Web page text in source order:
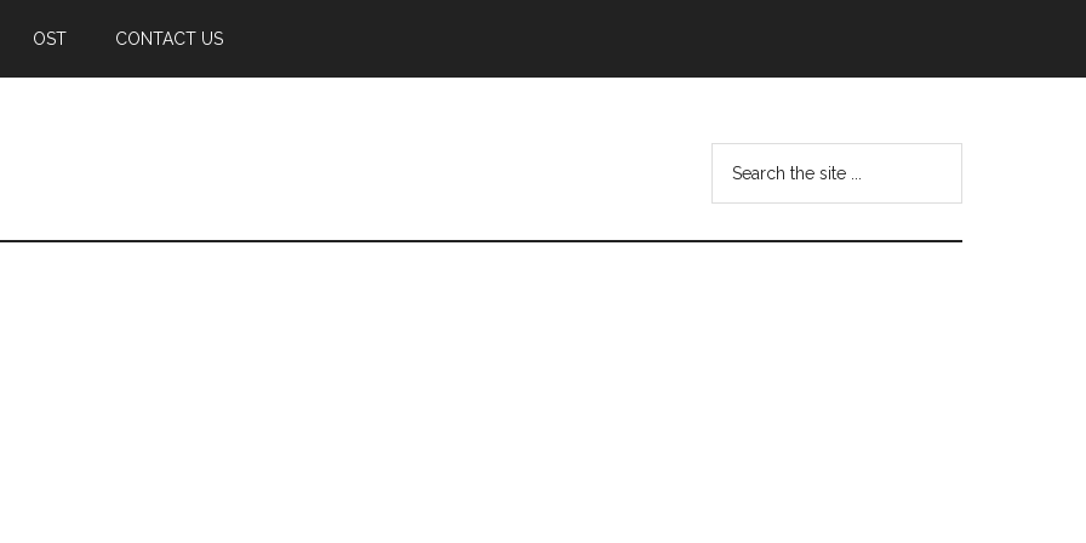
OST CONTACT US